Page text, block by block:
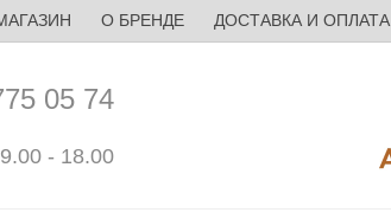
О БРЕНДЕ ДОСТАВКА И ОПЛАТА
05 74
- 18.00